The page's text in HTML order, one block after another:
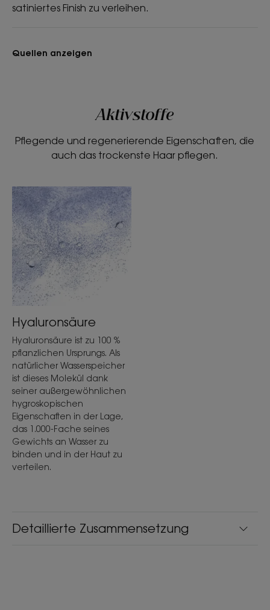
satiniertes Finish zu verleihen.
Quellen anzeigen
Aktivstoffe
Pflegende und regenerierende Eigenschaften, die
auch das trockenste Haar pflegen.
Detaillierte Zusammensetzung
Hyaluronsäure
Hyaluronsäure ist zu 100 %
pflanzlichen Ursprungs. Als
natürlicher Wasserspeicher
ist dieses Molekül dank
seiner außergewöhnlichen
hygroskopischen
Eigenschaften in der Lage,
das 1.000-Fache seines
Gewichts an Wasser zu
binden und in der Haut zu
verteilen.